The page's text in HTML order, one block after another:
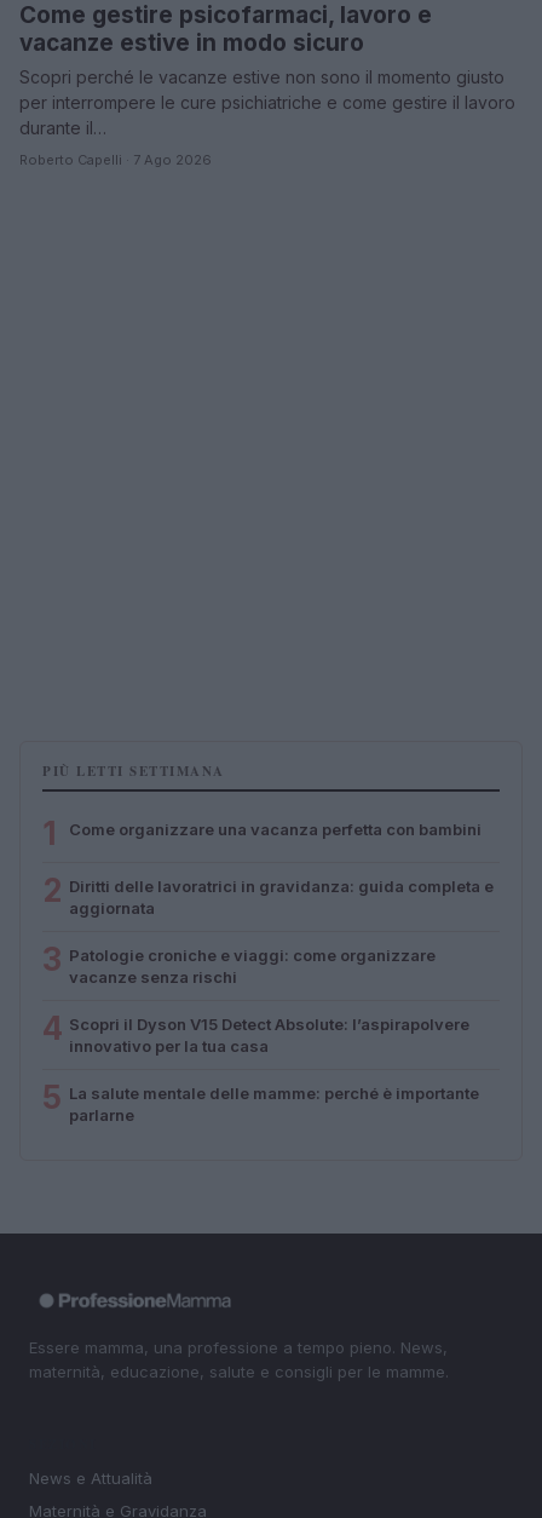
Come gestire psicofarmaci, lavoro e
vacanze estive in modo sicuro
Scopri perché le vacanze estive non sono il momento giusto
per interrompere le cure psichiatriche e come gestire il lavoro
durante il…
Roberto Capelli · 7 Ago 2026
PIÙ LETTI SETTIMANA
1 Come organizzare una vacanza perfetta con bambini
2 Diritti delle lavoratrici in gravidanza: guida completa e
aggiornata
3 Patologie croniche e viaggi: come organizzare
vacanze senza rischi
4 Scopri il Dyson V15 Detect Absolute: l’aspirapolvere
innovativo per la tua casa
5 La salute mentale delle mamme: perché è importante
parlarne
Essere mamma, una professione a tempo pieno. News,
maternità, educazione, salute e consigli per le mamme.
News e Attualità
Maternità e Gravidanza